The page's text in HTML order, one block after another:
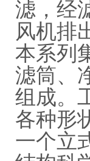
滤，经
风机排
本系列
滤筒、
组成。
各种形
一个立